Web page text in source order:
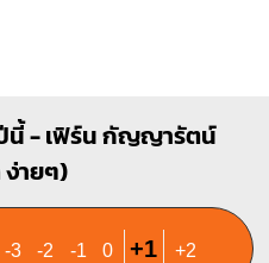
นี้ - เฟิร์น กัญญารัตน์
ายๆ)
-3 -2 -1 0 +1 +2